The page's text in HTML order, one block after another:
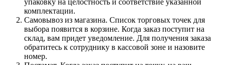
комплектации.
Самовывоз из магазина. Список торговых точек для
выбора появится в корзине. Когда заказ поступит на
склад, вам придет уведомление. Для получения заказа
обратитесь к сотруднику в кассовой зоне и назовите
номер.